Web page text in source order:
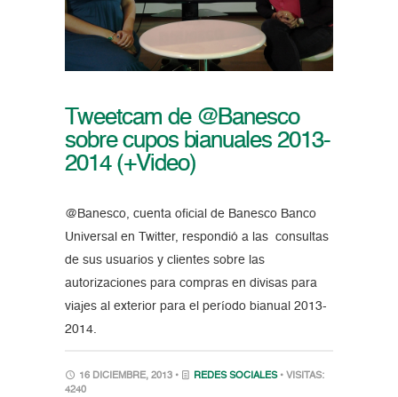
Tweetcam de @Banesco
sobre cupos bianuales 2013-
2014 (+Video)
@Banesco, cuenta oficial de Banesco Banco
Universal en Twitter, respondió a las consultas
de sus usuarios y clientes sobre las
autorizaciones para compras en divisas para
viajes al exterior para el período bianual 2013-
2014.
16 DICIEMBRE, 2013 • REDES SOCIALES • VISITAS:
4240